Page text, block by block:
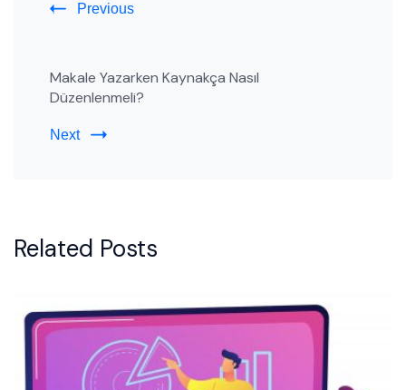
Previous
Makale Yazarken Kaynakça Nasıl
Düzenlenmeli?
Next
Related Posts